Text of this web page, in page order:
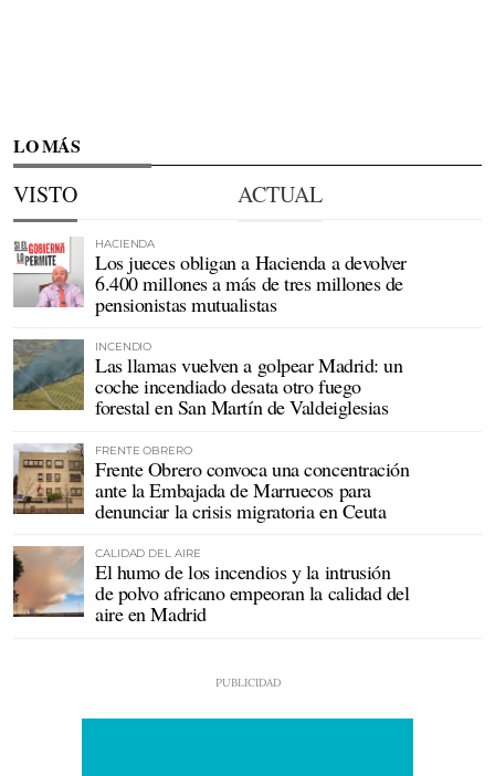
LO MÁS
VISTO ACTUAL
HACIENDA
Los jueces obligan a Hacienda a devolver
6.400 millones a más de tres millones de
pensionistas mutualistas
INCENDIO
Las llamas vuelven a golpear Madrid: un
coche incendiado desata otro fuego
forestal en San Martín de Valdeiglesias
FRENTE OBRERO
Frente Obrero convoca una concentración
ante la Embajada de Marruecos para
denunciar la crisis migratoria en Ceuta
CALIDAD DEL AIRE
El humo de los incendios y la intrusión
de polvo africano empeoran la calidad del
aire en Madrid